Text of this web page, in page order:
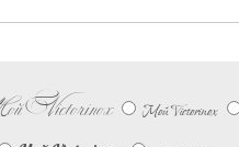
Victorinox Мой Victorinox